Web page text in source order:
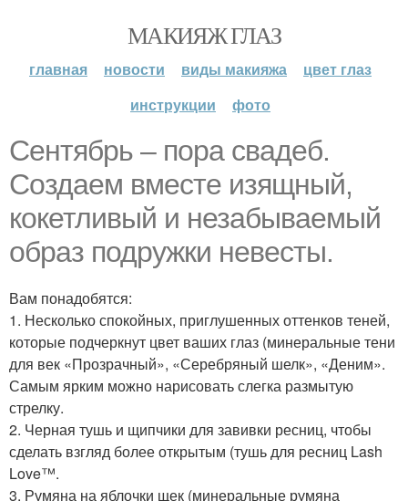
МАКИЯЖ ГЛАЗ
главная новости виды макияжа
цвет глаз
инструкции
фото
Сентябрь – пора свадеб.
Создаем вместе изящный,
кокетливый и незабываемый
образ подружки невесты.
Вам понадобятся:
1. Несколько спокойных, приглушенных оттенков теней,
которые подчеркнут цвет ваших глаз (минеральные тени
для век «Прозрачный», «Серебряный шелк», «Деним».
Самым ярким можно нарисовать слегка размытую
стрелку.
2. Черная тушь и щипчики для завивки ресниц, чтобы
сделать взгляд более открытым (тушь для ресниц Lash
Love™.
3. Румяна на яблочки щек (минеральные румяна